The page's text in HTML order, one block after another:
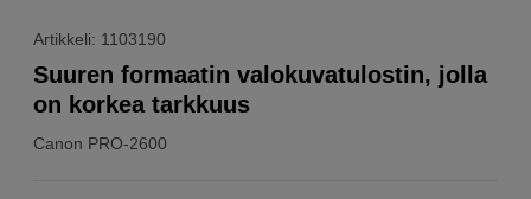
Artikkeli: 1103190
Canon PRO-2600
Suuren formaatin valokuvatulostin, jolla
on korkea tarkkuus